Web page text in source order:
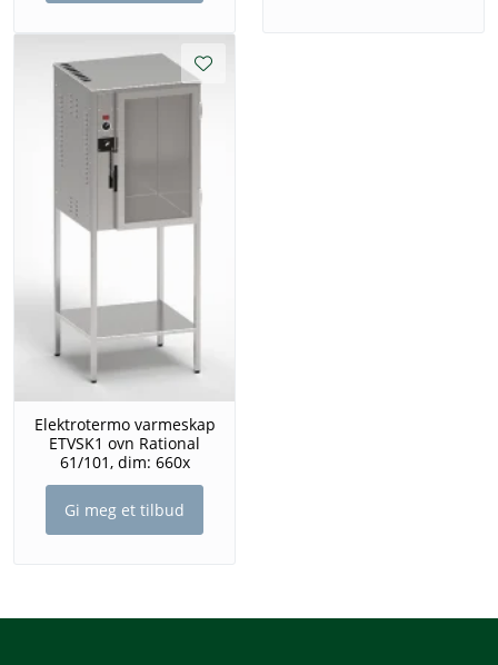
Elektrotermo varmeskap
ETVSK1 ovn Rational
61/101, dim: 660x
Gi meg et tilbud